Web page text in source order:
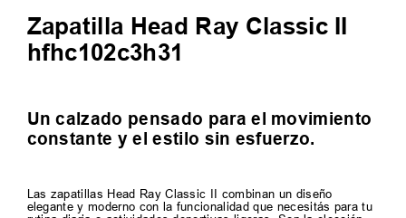
Zapatilla Head Ray Classic II
hfhc102c3h31
Un calzado pensado para el movimiento
constante y el estilo sin esfuerzo.
Las zapatillas Head Ray Classic II combinan un diseño
elegante y moderno con la funcionalidad que necesitás para tu